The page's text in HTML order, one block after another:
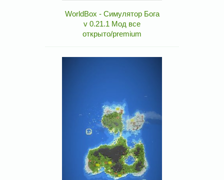
WorldBox - Симулятор Бога
v 0.21.1 Мод все
открыто/premium